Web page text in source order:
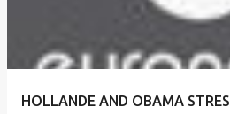
HOLLANDE AND OBAMA